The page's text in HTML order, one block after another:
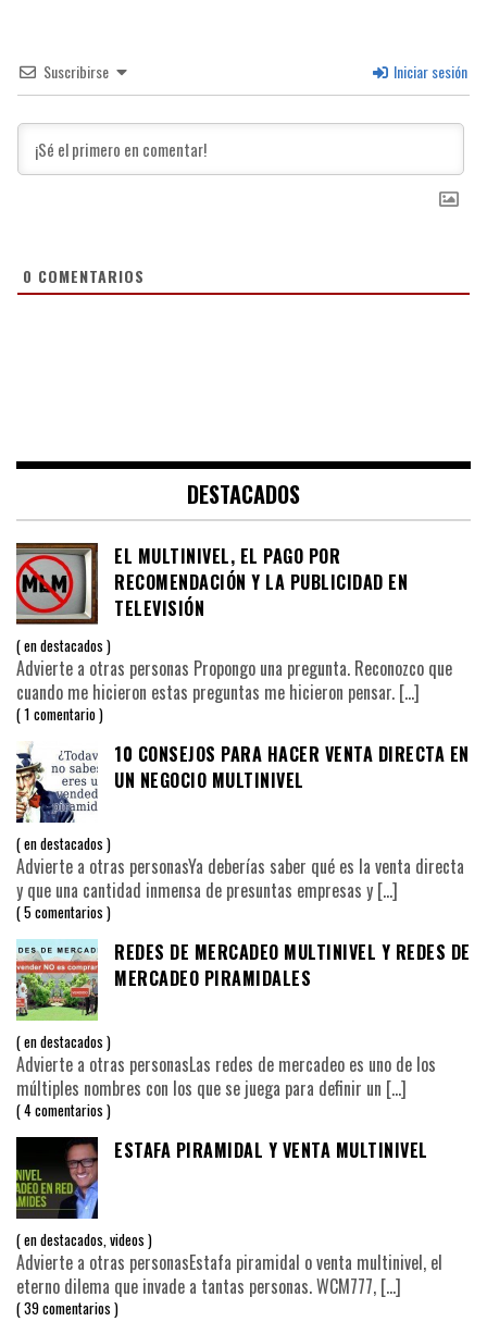
Suscribirse Iniciar sesión
0 COMENTARIOS
DESTACADOS
EL MULTINIVEL, EL PAGO POR
RECOMENDACIÓN Y LA PUBLICIDAD EN
TELEVISIÓN
endestacados
Advierte a otras personas Propongo una pregunta. Reconozco que
cuando me hicieron estas preguntas me hicieron pensar. […]
1 comentario
10 CONSEJOS PARA HACER VENTA DIRECTA EN
UN NEGOCIO MULTINIVEL
endestacados
Advierte a otras personasYa deberías saber qué es la venta directa
y que una cantidad inmensa de presuntas empresas y […]
5 comentarios
REDES DE MERCADEO MULTINIVEL Y REDES DE
MERCADEO PIRAMIDALES
endestacados
Advierte a otras personasLas redes de mercadeo es uno de los
múltiples nombres con los que se juega para definir un […]
4 comentarios
ESTAFA PIRAMIDAL Y VENTA MULTINIVEL
endestacados,videos
Advierte a otras personasEstafa piramidal o venta multinivel, el
eterno dilema que invade a tantas personas. WCM777, […]
39 comentarios